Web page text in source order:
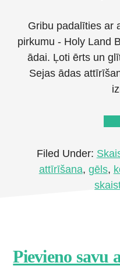
Gribu padalīties ar
pirkumu - Holy Land
ādai. Ļoti ērts un
Sejas ādas
Filed Under:
attīrīšana, gēls,
Footer
Pievieno savu